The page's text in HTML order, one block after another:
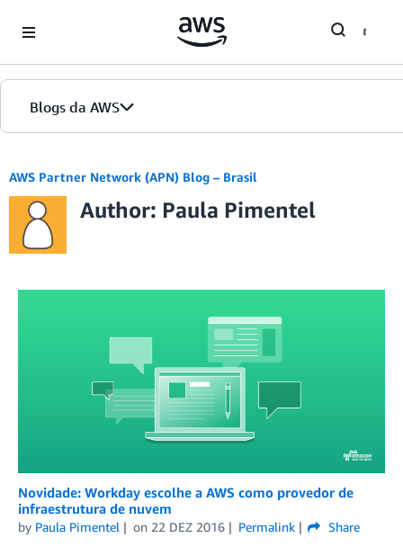
Blogs da AWS
Edições
AWS Partner Network (APN) Blog – Brasil
Author: Paula Pimentel
Novidade: Workday escolhe a AWS como provedor de
infraestrutura de nuvem
by Paula Pimentel on 22 DEZ 2016 Permalink
Share